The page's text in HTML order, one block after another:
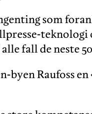
som
teknologi
fall de neste
byen Raufoss en